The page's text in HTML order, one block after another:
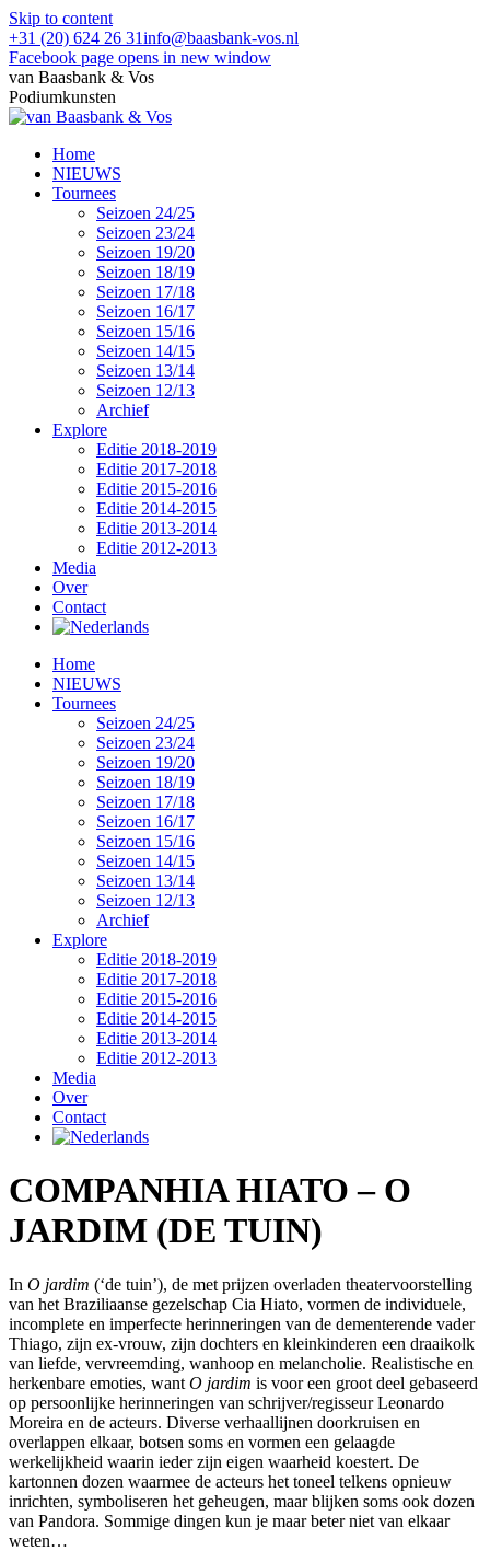
Skip to content
+31 (20) 624 26 31info@baasbank-vos.nl
Facebook page opens in new window
van Baasbank & Vos
Podiumkunsten
Home
NIEUWS
Tournees
Seizoen 24/25
Seizoen 23/24
Seizoen 19/20
Seizoen 18/19
Seizoen 17/18
Seizoen 16/17
Seizoen 15/16
Seizoen 14/15
Seizoen 13/14
Seizoen 12/13
Archief
Explore
Editie 2018-2019
Editie 2017-2018
Editie 2015-2016
Editie 2014-2015
Editie 2013-2014
Editie 2012-2013
Media
Over
Contact
Home
NIEUWS
Tournees
Seizoen 24/25
Seizoen 23/24
Seizoen 19/20
Seizoen 18/19
Seizoen 17/18
Seizoen 16/17
Seizoen 15/16
Seizoen 14/15
Seizoen 13/14
Seizoen 12/13
Archief
Explore
Editie 2018-2019
Editie 2017-2018
Editie 2015-2016
Editie 2014-2015
Editie 2013-2014
Editie 2012-2013
Media
Over
Contact
COMPANHIA HIATO – O
JARDIM (DE TUIN)
In O jardim (‘de tuin’), de met prijzen overladen theatervoorstelling
van het Braziliaanse gezelschap Cia Hiato, vormen de individuele,
incomplete en imperfecte herinneringen van de dementerende vader
Thiago, zijn ex-vrouw, zijn dochters en kleinkinderen een draaikolk
van liefde, vervreemding, wanhoop en melancholie. Realistische en
herkenbare emoties, want O jardim is voor een groot deel gebaseerd
op persoonlijke herinneringen van schrijver/regisseur Leonardo
Moreira en de acteurs. Diverse verhaallijnen doorkruisen en
overlappen elkaar, botsen soms en vormen een gelaagde
werkelijkheid waarin ieder zijn eigen waarheid koestert. De
kartonnen dozen waarmee de acteurs het toneel telkens opnieuw
inrichten, symboliseren het geheugen, maar blijken soms ook dozen
van Pandora. Sommige dingen kun je maar beter niet van elkaar
weten…